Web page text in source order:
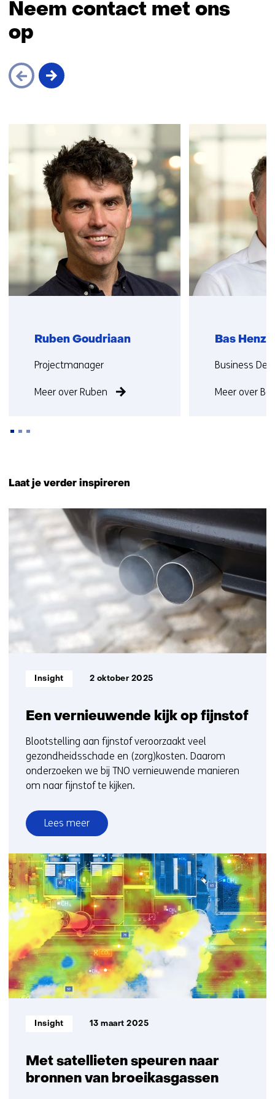
Neem contact met ons
op
over
(Neem
contact
met
ons
op)
Ruben Goudriaan
Functie:
Projectmanager
Meer over Ruben
Bas
Functie:
Business
Meer over
(Neem
contact
met
ons
op)
Laat je verder inspireren
22
resultaten,
getoond
1
t/m
Een vernieuwende kijk op fijnstof
Informatietype:
Insight 2 oktober 2025
Blootstelling aan fijnstof veroorzaakt veel
gezondheidsschade en (zorg)kosten. Daarom
onderzoeken we bij TNO vernieuwende manieren
om naar fijnstof te kijken.
Lees meer
over
Een
vernieuwende
kijk
op
fijnstof
Met satellieten speuren naar
bronnen van broeikasgassen
Informatietype:
Insight 13 maart 2025